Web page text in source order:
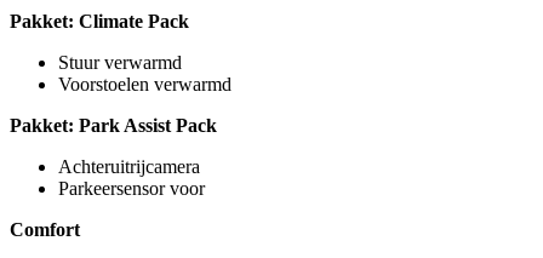
Pakket: Climate Pack
Stuur verwarmd
Voorstoelen verwarmd
Pakket: Park Assist Pack
Achteruitrijcamera
Parkeersensor voor
Comfort